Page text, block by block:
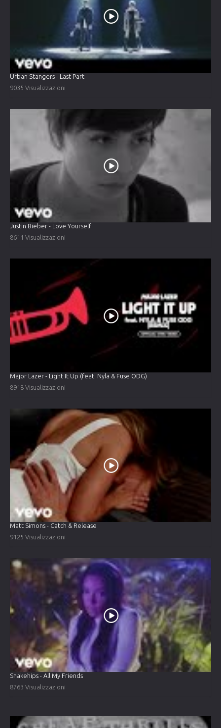
Urban Stangers - Last Part
9035 Visualizzazioni
Justin Bieber - Love Yourself
8611 Visualizzazioni
Major Lazer - Light It Up (feat. Nyla & Fuse ODG)
8918 Visualizzazioni
Matt Simons - Catch & Release
9125 Visualizzazioni
Snakehips - All My Friends
8763 Visualizzazioni